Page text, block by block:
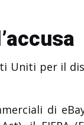
Uniti per il
di